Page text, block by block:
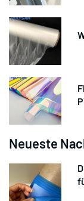
Neueste